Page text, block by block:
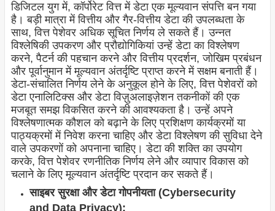
डिजिटल युग में, कॉर्पोरेट वित्त में डेटा एक मूल्यवान संपत्ति बन गया
है। बड़ी मात्रा में वित्तीय और गैर-वित्तीय डेटा की उपलब्धता के
साथ, वित्त पेशेवर अधिक सूचित निर्णय ले सकते हैं। उन्नत
विश्लेषिकी उपकरण और प्रौद्योगिकियां उन्हें डेटा का विश्लेषण
करने, पैटर्न की पहचान करने और वित्तीय प्रदर्शन, जोखिम प्रबंधन
और पूर्वानुमान में मूल्यवान अंतर्दृष्टि प्राप्त करने में सक्षम बनाती हैं।
डेटा-संचालित निर्णय लेने के अनुकूल होने के लिए, वित्त पेशेवरों को
डेटा एनालिटिक्स और डेटा विज़ुअलाइज़ेशन तकनीकों की एक
मजबूत समझ विकसित करने की आवश्यकता है। उन्हें अपने
विश्लेषणात्मक कौशल को बढ़ाने के लिए प्रशिक्षण कार्यक्रमों या
पाठ्यक्रमों में निवेश करना चाहिए और डेटा विश्लेषण की सुविधा देने
वाले उपकरणों को अपनाना चाहिए। डेटा की शक्ति का उपयोग
करके, वित्त पेशेवर रणनीतिक निर्णय लेने और व्यापार विकास को
चलाने के लिए मूल्यवान अंतर्दृष्टि प्रदान कर सकते हैं।
साइबर सुरक्षा और डेटा गोपनीयता (Cybersecurity
and Data Privacy):